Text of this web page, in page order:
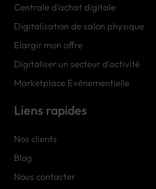
Centrale d'achat digitale
Digitalisation de salon physique
Elargir mon offre
Digitaliser un secteur d'activité
Marketplace Evènementielle
Liens rapides
Nos clients
Blog
Nous contacter